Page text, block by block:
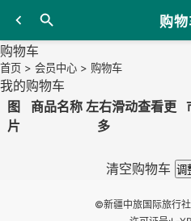
购
购物车
首页 > 会员中心 > 购物车
我的购物车
图
片
商品名称 左右滑动查看更
多
清空购物车 调
©新疆中旅国际旅行